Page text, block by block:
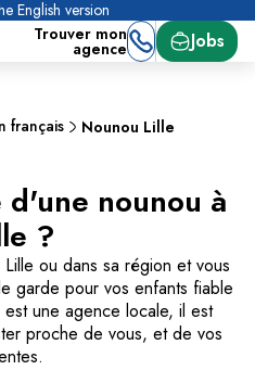
English version
Trouver mon
agence Jobs
français Nounou Lille
nounou à
?
ou dans sa région et vous
garde pour vos enfants fiable
une agence locale, il est
proche de vous, et de vos